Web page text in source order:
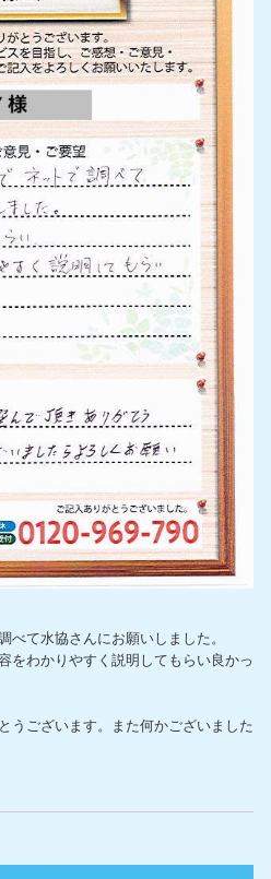
べて水協さんにお願いしました。
をわかりやすく説明してもらい良かっ
うございます。また何かございました